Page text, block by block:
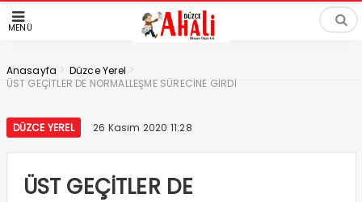
MENÜ
Anasayfa > Düzce Yerel >
ÜST GEÇİTLER DE NORMALLEŞME SÜRECİNE GİRDİ
DÜZCE YEREL 26 Kasım 2020 11:28
ÜST GEÇİTLER DE